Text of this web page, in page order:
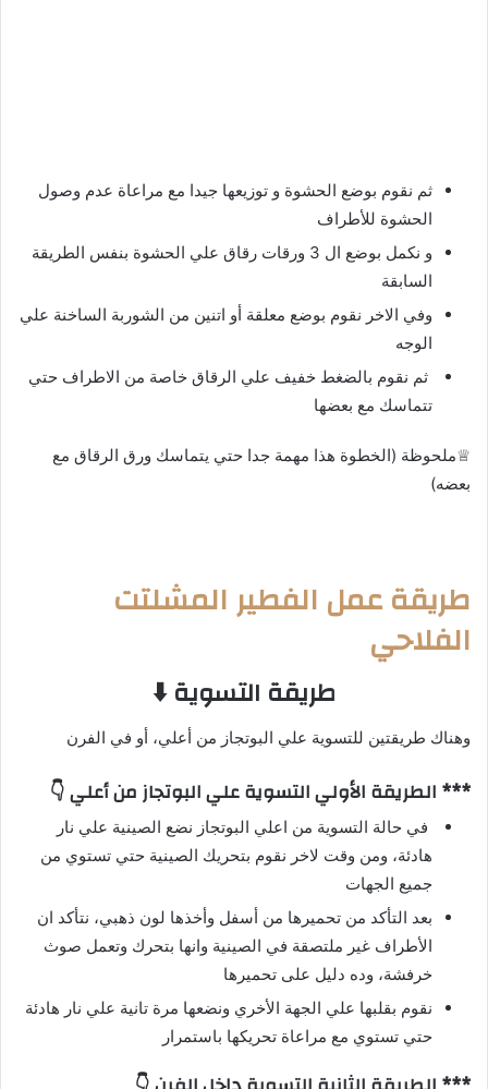
ثم نقوم بوضع الحشوة و توزيعها جيدا مع مراعاة عدم وصول
الحشوة للأطراف
و نكمل بوضع ال 3 ورقات رقاق علي الحشوة بنفس الطريقة
السابقة
وفي الاخر نقوم بوضع معلقة أو اتنين من الشوربة الساخنة علي
الوجه
ثم نقوم بالضغط خفيف علي الرقاق خاصة من الاطراف حتي
تتماسك مع بعضها
♕ملحوظة (الخطوة هذا مهمة جدا حتي يتماسك ورق الرقاق مع
بعضه)
طريقة عمل الفطير المشلتت
الفلاحي
طريقة التسوية ⬇️
وهناك طريقتين للتسوية علي البوتجاز من أعلي، أو في الفرن
*** الطريقة الأولي التسوية علي البوتجاز من أعلي 👇
في حالة التسوية من اعلي البوتجاز نضع الصينية علي نار
هادئة، ومن وقت لاخر نقوم بتحريك الصينية حتي تستوي من
جميع الجهات
بعد التأكد من تحميرها من أسفل وأخذها لون ذهبي، نتأكد ان
الأطراف غير ملتصقة في الصينية وانها بتحرك وتعمل صوث
خرفشة، وده دليل على تحميرها
نقوم بقلبها علي الجهة الأخري ونضعها مرة تانية علي نار هادئة
حتي تستوي مع مراعاة تحريكها باستمرار